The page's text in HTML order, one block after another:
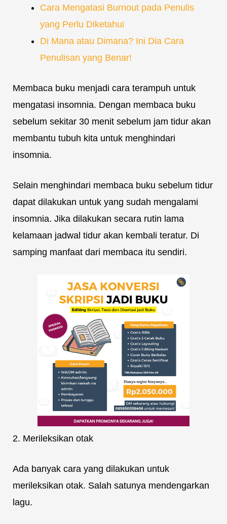
Cara Mengatasi Burnout pada Penulis
yang Perlu Diketahui
Di Mana atau Dimana? Ini Dia Cara
Penulisan yang Benar!
Membaca buku menjadi cara terampuh untuk
mengatasi insomnia. Dengan membaca buku
sebelum sekitar 30 menit sebelum jam tidur akan
membantu tubuh kita untuk menghindari
insomnia.
Selain menghindari membaca buku sebelum tidur
dapat dilakukan untuk yang sudah mengalami
insomnia. Jika dilakukan secara rutin lama
kelamaan jadwal tidur akan kembali teratur. Di
samping manfaat dari membaca itu sendiri.
2. Merileksikan otak
Ada banyak cara yang dilakukan untuk
merileksikan otak. Salah satunya mendengarkan
lagu.